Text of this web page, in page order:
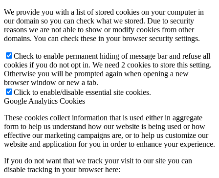
We provide you with a list of stored cookies on your computer in
our domain so you can check what we stored. Due to security
reasons we are not able to show or modify cookies from other
domains. You can check these in your browser security settings.
Check to enable permanent hiding of message bar and refuse all
cookies if you do not opt in. We need 2 cookies to store this setting.
Otherwise you will be prompted again when opening a new
browser window or new a tab.
Click to enable/disable essential site cookies.
Google Analytics Cookies
These cookies collect information that is used either in aggregate
form to help us understand how our website is being used or how
effective our marketing campaigns are, or to help us customize our
website and application for you in order to enhance your experience.
If you do not want that we track your visit to our site you can
disable tracking in your browser here: